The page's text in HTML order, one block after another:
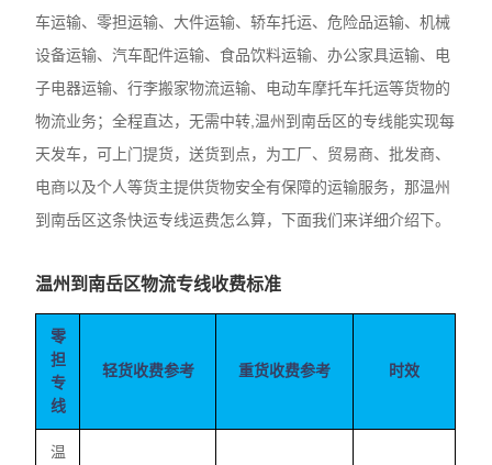
车运输、零担运输、大件运输、轿车托运、危险品运输、机械
设备运输、汽车配件运输、食品饮料运输、办公家具运输、电
子电器运输、行李搬家物流运输、电动车摩托车托运等货物的
物流业务；全程直达，无需中转,温州到南岳区的专线能实现每
天发车，可上门提货，送货到点，为工厂、贸易商、批发商、
电商以及个人等货主提供货物安全有保障的运输服务，那温州
到南岳区这条快运专线运费怎么算，下面我们来详细介绍下。
温州到南岳区物流专线收费标准
零
担
专
线
轻货收费参考 重货收费参考 时效
温